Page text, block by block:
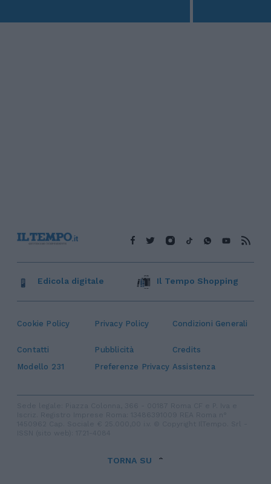
Cookie Policy Privacy Policy Condizioni Generali
Contatti Pubblicità
Credits
Modello 231
Preferenze Privacy Assistenza
Edicola digitale Il Tempo Shopping
TORNA SU